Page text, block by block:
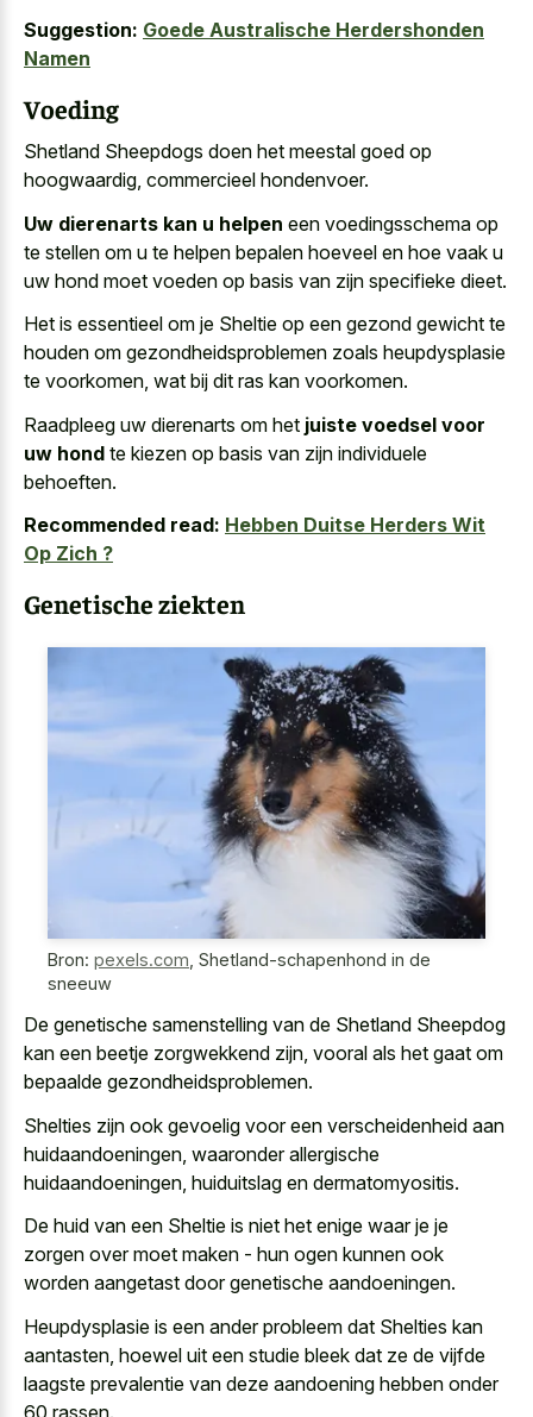
Suggestion: Goede Australische Herdershonden
Namen
Voeding
Shetland Sheepdogs doen het meestal goed op
hoogwaardig, commercieel hondenvoer.
Uw dierenarts kan u helpen een voedingsschema op
te stellen om u te helpen bepalen hoeveel en hoe vaak u
uw hond moet voeden op basis van zijn specifieke dieet.
Het is essentieel om je Sheltie op een gezond gewicht te
houden om gezondheidsproblemen zoals heupdysplasie
te voorkomen, wat bij dit ras kan voorkomen.
Raadpleeg uw dierenarts om het juiste voedsel voor
uw hond te kiezen op basis van zijn individuele
behoeften.
Recommended read: Hebben Duitse Herders Wit
Op Zich ?
Genetische ziekten
Bron: pexels.com Shetland-schapenhond in de
sneeuw
De genetische samenstelling van de Shetland Sheepdog
kan een beetje zorgwekkend zijn, vooral als het gaat om
bepaalde gezondheidsproblemen.
Shelties zijn ook gevoelig voor een verscheidenheid aan
huidaandoeningen, waaronder allergische
huidaandoeningen, huiduitslag en dermatomyositis.
De huid van een Sheltie is niet het enige waar je je
zorgen over moet maken - hun ogen kunnen ook
worden aangetast door genetische aandoeningen.
Heupdysplasie is een ander probleem dat Shelties kan
aantasten, hoewel uit een studie bleek dat ze de vijfde
laagste prevalentie van deze aandoening hebben onder
60 rassen.